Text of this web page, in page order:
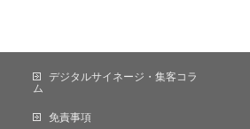
デジタルサイネージ・集客コラ
ム
免責事項